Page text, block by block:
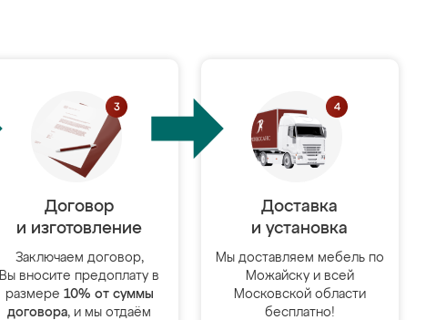
Договор
и изготовление
Заключаем договор,
Вы вносите предоплату в
размере 10% от суммы
договора, и мы отдаём
Доставка
и установка
Мы доставляем мебель по
Можайску и всей
Московской области
бесплатно!